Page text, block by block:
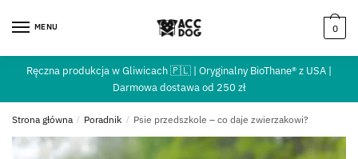
MENU 0
Ręczna produkcja w Gliwicach 🇵🇱 | Oryginalny BioThane® z USA |
Darmowa dostawa od 250 zł
Strona główna / Poradnik / Psie przedszkole – co daje zwierzakowi?